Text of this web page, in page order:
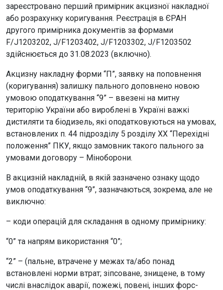
зареєстровано перший примірник акцизної накладної
або розрахунку коригування. Реєстрація в ЄРАН
другого примірника документів за формами
F/J1203202, J/F1203402, J/F1203302, J/F1203502
здійснюється до 31.08.2023 (включно).
Акцизну накладну форми “П”, заявку на поповнення
(коригування) залишку пального доповнено новою
умовою оподаткування “9” – ввезені на митну
територію України або вироблені в Україні важкі
дистиляти та біодизель, які оподатковуються на умовах,
встановлених п. 44 підрозділу 5 розділу ХХ “Перехідні
положення” ПКУ, якщо замовник такого пального за
умовами договору – Міноборони.
В акцизній накладній, в якій зазначено ознаку щодо
умов оподаткування “9”, зазначаються, зокрема, але не
виключно:
– коди операцій для складання в одному примірнику:
“0” та напрям використання “0”;
“2” – (пальне, втрачене у межах та/або понад
встановлені норми втрат; зіпсоване, знищене, в тому
числі внаслідок аварії, пожежі, повені, інших форс-